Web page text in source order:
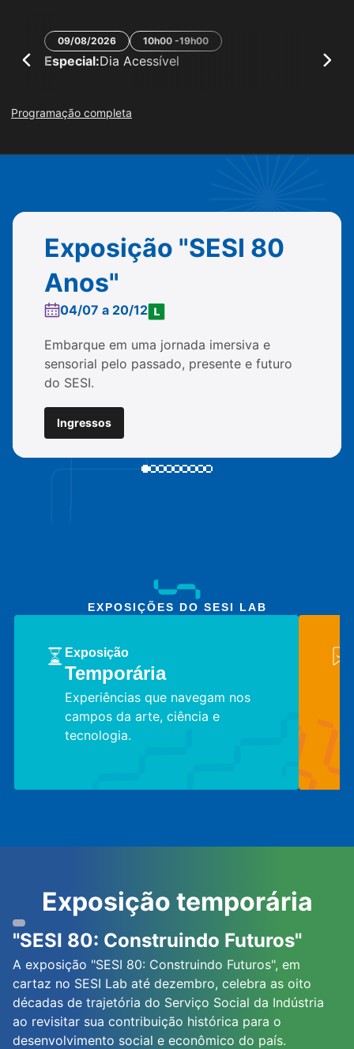
09/08/2026 10h00 -19h00
Especial:Dia Acessível
Programação completa
Exposição "SESI 80
Anos"
04/07 a 20/12
Embarque em uma jornada imersiva e
sensorial pelo passado, presente e futuro
do SESI.
Ingressos
EXPOSIÇÕES DO SESI LAB
Exposição
Temporária
Experiências que navegam nos
campos da arte, ciência e
tecnologia.
Exposição temporária
"SESI 80: Construindo Futuros"
A exposição "SESI 80: Construindo Futuros", em
cartaz no SESI Lab até dezembro, celebra as oito
décadas de trajetória do Serviço Social da Indústria
ao revisitar sua contribuição histórica para o
desenvolvimento social e econômico do país.